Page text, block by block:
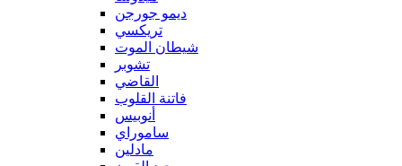
ديمو جورجن
تريكسي
شيطان الموت
تشوبر
القاضي
فاتنة القلوب
أنوبيس
ساموراي
مادلين